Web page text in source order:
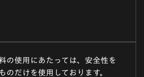
の使用にあたっては、安全性を
のだけを使用しております。